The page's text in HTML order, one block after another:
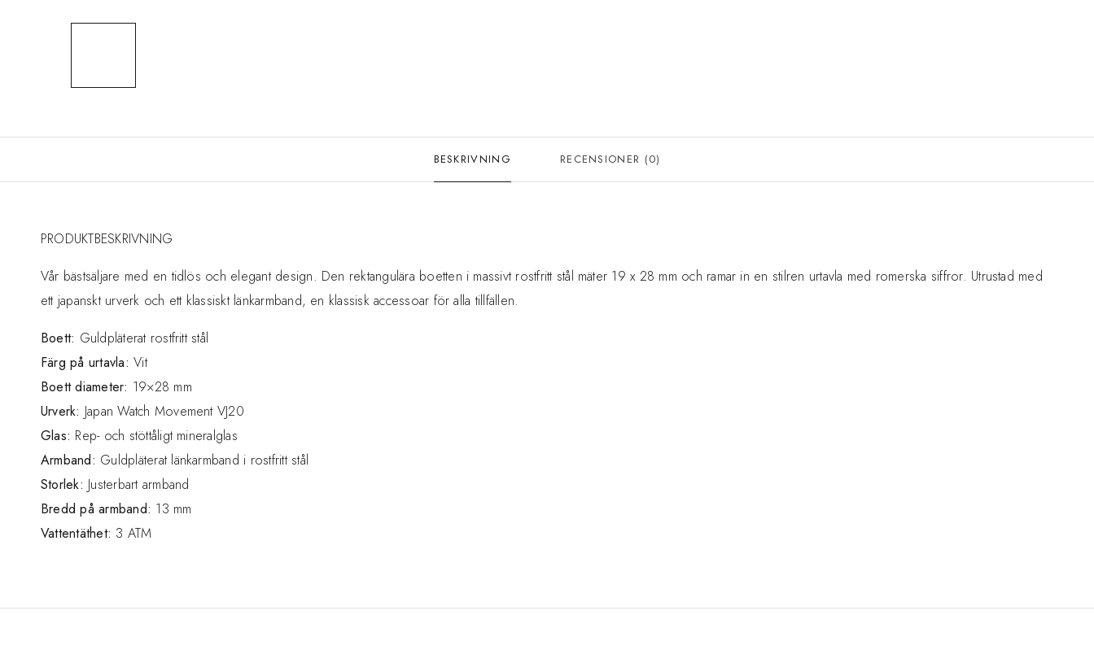
BESKRIVNING RECENSIONER (0)
PRODUKTBESKRIVNING
Vår bästsäljare med en tidlös och elegant design. Den rektangulära boetten i massivt rostfritt stål mäter 19 x 28 mm och ramar in en stilren urtavla med romerska siffror. Utrustad med
ett japanskt urverk och ett klassiskt länkarmband, en klassisk accessoar för alla tillfällen.
Boett: Guldpläterat rostfritt stål
Färg på urtavla: Vit
Boett diameter: 19×28 mm
Urverk: Japan Watch Movement VJ20
Glas: Rep- och stöttåligt mineralglas
Armband: Guldpläterat länkarmband i rostfritt stål
Storlek: Justerbart armband
Bredd på armband: 13 mm
Vattentäthet: 3 ATM